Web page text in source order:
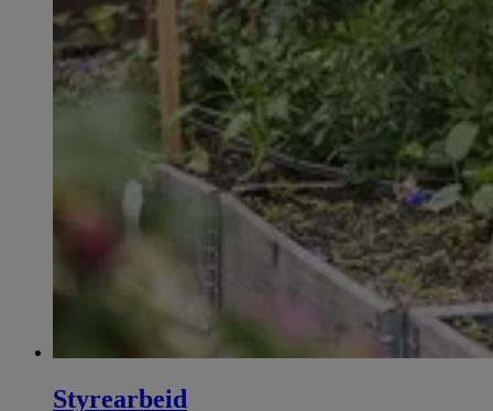
Styrearbeid